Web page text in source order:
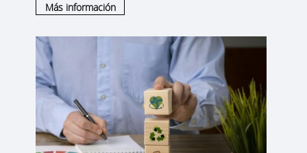
Más información